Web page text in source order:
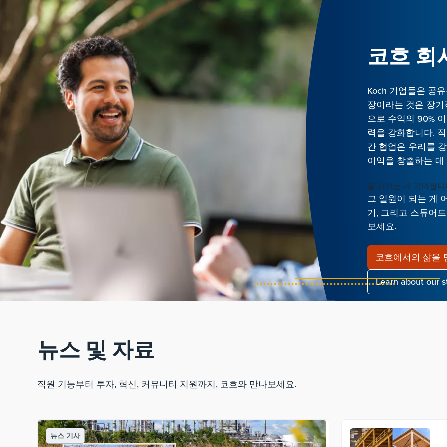
코흐 회
Koch 기업들은 공
장이라는 것은 장
으로 수익의 90%
력을 강화합니다.
간 협업은 우리를
이익을 창출하는
을 지키는 데 기여합니
그 일원이 되는 게
기, 그리고 스튜어
보세요.
코흐에서의 삶을
Learn about our
뉴스 및 자료
직원 기능부터 투자, 혁신, 커뮤니티 지원까지, 코흐와 만나보세요.
뉴스 기사